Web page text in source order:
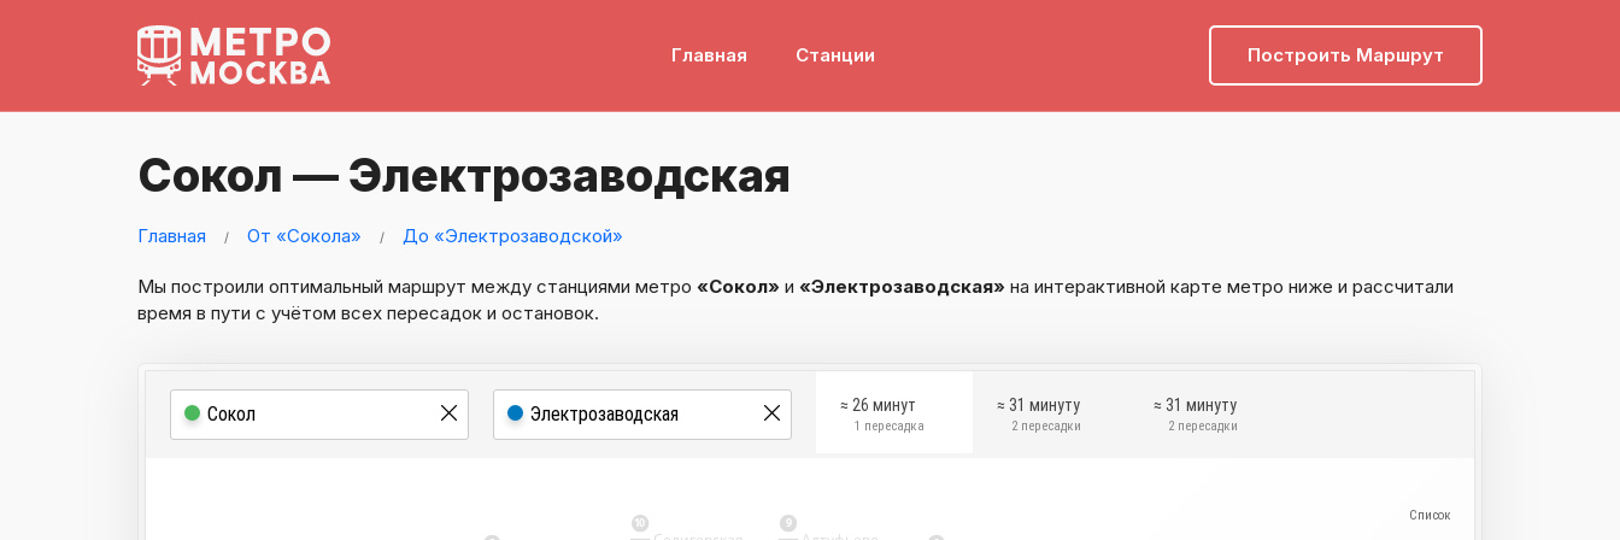
Главная Станции Построить Маршрут
Сокол — Электрозаводская
Главная От «Сокола» До «Электрозаводской»
Мы построили оптимальный маршрут между станциями метро «Сокол» и «Электрозаводская» на интерактивной карте метро ниже и рассчитали
время в пути с учётом всех пересадок и остановок.
≈ 26 минут
1 пересадка
≈ 31 минуту
2 пересадки
≈ 31 минуту
2 пересадки
9
10